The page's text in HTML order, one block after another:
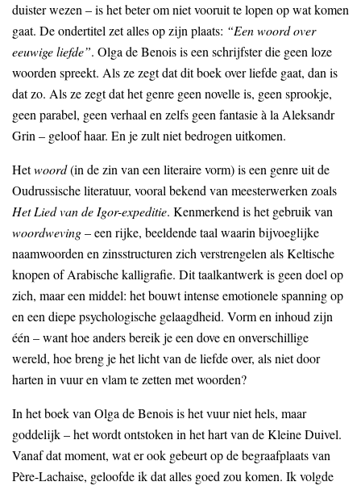
duister wezen – is het beter om niet vooruit te lopen op wat komen
gaat. De ondertitel zet alles op zijn plaats: “Een woord over
eeuwige liefde”. Olga de Benois is een schrijfster die geen loze
woorden spreekt. Als ze zegt dat dit boek over liefde gaat, dan is
dat zo. Als ze zegt dat het genre geen novelle is, geen sprookje,
geen parabel, geen verhaal en zelfs geen fantasie à la Aleksandr
Grin – geloof haar. En je zult niet bedrogen uitkomen.
Hetwoord(in de zin van een literaire vorm) is een genre uit de
Oudrussische literatuur, vooral bekend van meesterwerken zoals
Het Lied van de Igor-expeditie. Kenmerkend is het gebruik van
woordweving– een rijke, beeldende taal waarin bijvoeglijke
naamwoorden en zinsstructuren zich verstrengelen als Keltische
knopen of Arabische kalligrafie. Dit taalkantwerk is geen doel op
zich, maar een middel: het bouwt intense emotionele spanning op
en een diepe psychologische gelaagdheid. Vorm en inhoud zijn
één – want hoe anders bereik je een dove en onverschillige
wereld, hoe breng je het licht van de liefde over, als niet door
harten in vuur en vlam te zetten met woorden?
In het boek van Olga de Benois is het vuur niet hels, maar
goddelijk – het wordt ontstoken in het hart van de Kleine Duivel.
Vanaf dat moment, wat er ook gebeurt op de begraafplaats van
Père-Lachaise, geloofde ik dat alles goed zou komen. Ik volgde